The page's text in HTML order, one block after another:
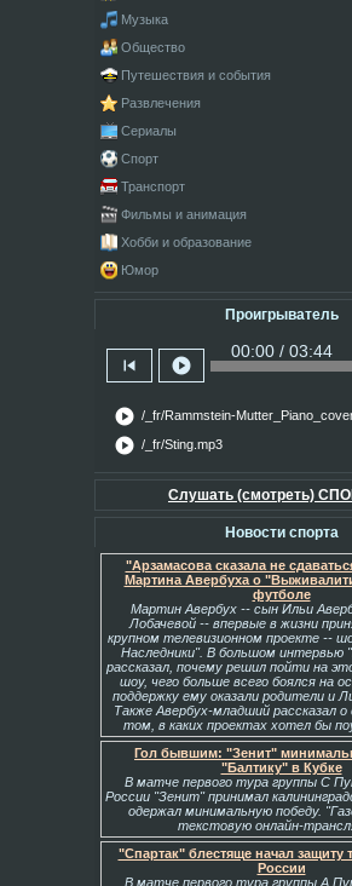
Музыка
Общество
Путешествия и события
Развлечения
Сериалы
Спорт
Транспорт
Фильмы и анимация
Хобби и образование
Юмор
Проигрыватель
skip_previous play_circle
00:00 / 03:44
play_circle /_fr/Rammstein-
play_circle /_fr/Sting.mp3
Слушать (смотреть)
Новости спорта
"Арзамасова сказала не
Мартина Авербуха о
футболе
Мартин Авербух -- сын Ильи
Лобачевой -- впервые в жизни
крупном телевизионном проекте --
Наследники". В большом интервью
рассказал, почему решил пойти на
шоу, чего больше всего боялся на
поддержку ему оказали родители и
Также Авербух-младший рассказал о
том, в каких проектах хотел бы
Гол бывшим: "Зенит"
"Балтику" в Кубке
В матче первого тура группы С
России "Зенит" принимал
одержал минимальную победу.
текстовую онлайн-
"Спартак" блестяще начал защиту
России
В матче первого тура группы А